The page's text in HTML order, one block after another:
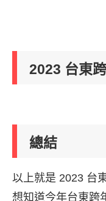
2023 台東
總結
以上就是 2023 台
想知道今年台東跨